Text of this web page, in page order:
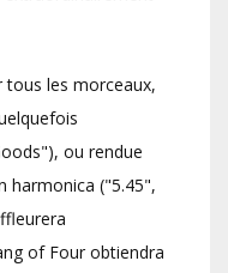
tous les morceaux,
ou rendue
harmonica ("5.45",
of Four obtiendra